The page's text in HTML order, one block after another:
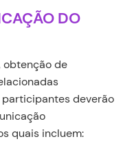
DO
obtenção de
participantes deverão
quais incluem: